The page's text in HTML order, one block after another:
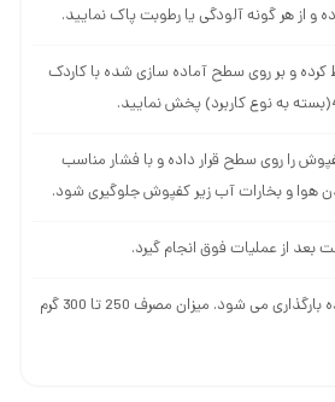
هر گونه آلودگی یا رطوبت پاک نمایید.
و بر روی سطح آماده سازی شده با کاردک
15 دقیقه کفپوش را روی سطح قرار داده و با فشار مناسب
هوا و بخارات آب زیر کفپوش جلوگیری شود.
بعد از سه روز سطح آماده بارگذاری می شود. میزان مصرف 250 تا 300 گرم